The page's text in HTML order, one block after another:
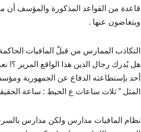
قاعدة من القواعد المذكورة والمؤسف أن
ويتغاضون عنها .
التكاذب الممارس من قبلْ المافيات
هل يُدرك رجال الدين هذا الواقع المرير ؟!
أحد بإستطاعته الدفاع عن الجمهورية
المثل ” تلات ساعات ع الحيط : ساعة
نظام المافيات مدارس ولكن مدارس